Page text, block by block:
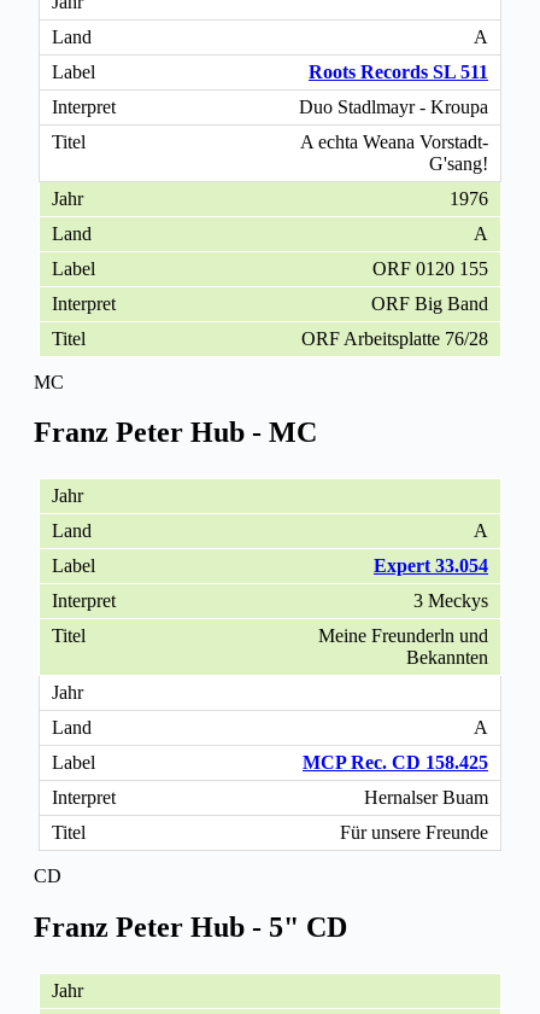
A
Roots Records SL 511
Duo Stadlmayr - Kroupa
A echta Weana Vorstadt-
G'sang!
1976
A
ORF 0120 155
ORF Big Band
ORF Arbeitsplatte 76/28
MC
Franz Peter Hub - MC
A
Expert 33.054
3 Meckys
Meine Freunderln und
Bekannten
A
MCP Rec. CD 158.425
Hernalser Buam
Für unsere Freunde
CD
Franz Peter Hub - 5" CD